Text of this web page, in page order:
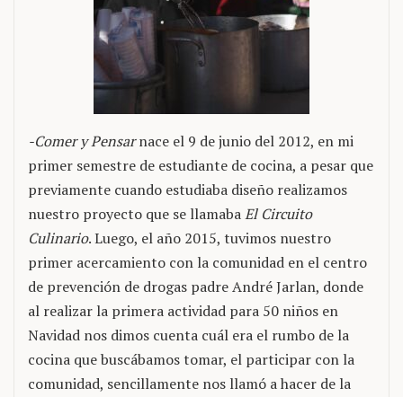
-Comer y Pensarnace el 9 de junio del 2012, en mi
primer semestre de estudiante de cocina, a pesar que
previamente cuando estudiaba diseño realizamos
nuestro proyecto que se llamabaEl Circuito
Culinario. Luego, el año 2015, tuvimos nuestro
primer acercamiento con la comunidad en el centro
de prevención de drogas padre André Jarlan, donde
al realizar la primera actividad para 50 niños en
Navidad nos dimos cuenta cuál era el rumbo de la
cocina que buscábamos tomar, el participar con la
comunidad, sencillamente nos llamó a hacer de la